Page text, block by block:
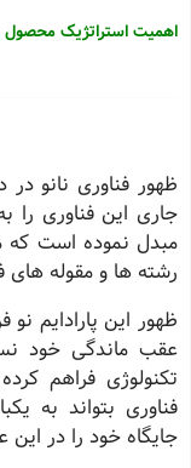
اهمیت استراتژیک
ظهور فناوری نانو
جاری این فناوری را
مبدل نموده است كه
رشته ها و مقوله
ظهور این پارادایم
عقب ماندگی خود
تكنولوژی فراهم
فناوری بتواند به
جایگاه خود را در